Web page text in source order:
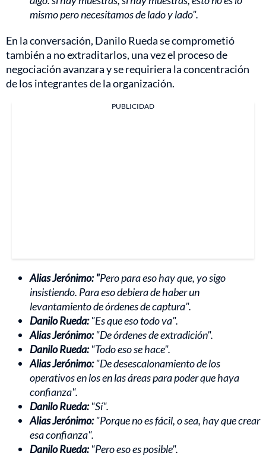
mismo pero necesitamos de lado y lado".
En la conversación, Danilo Rueda se comprometió
también a no extraditarlos, una vez el proceso de
negociación avanzara y se requiriera la concentración
de los integrantes de la organización.
PUBLICIDAD
Alias Jerónimo: "Pero para eso hay que, yo sigo
insistiendo. Para eso debiera de haber un
levantamiento de órdenes de captura".
Danilo Rueda:"Es que eso todo va".
Alias Jerónimo:"De órdenes de extradición".
Danilo Rueda:"Todo eso se hace".
Alias Jerónimo:"De desescalonamiento de los
operativos en los en las áreas para poder que haya
confianza".
Danilo Rueda:"Sí".
Alias Jerónimo:"Porque no es fácil, o sea, hay que crear
esa confianza".
Danilo Rueda:"Pero eso es posible".